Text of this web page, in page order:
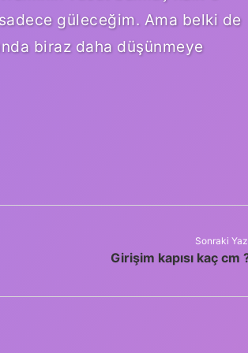
güleceğim. Ama belki de
biraz daha düşünmeye
Sonraki
Girişim kapısı kaç cm